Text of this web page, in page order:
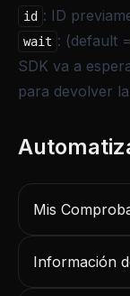
id : ID
wait : (default
SDK va a
para devolver
Mis
Información